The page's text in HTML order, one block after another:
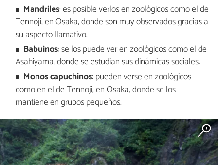
Mandriles: es posible verlos en zoológicos como el de
Tennoji, en Osaka, donde son muy observados gracias a
su aspecto llamativo.
Babuinos: se los puede ver en zoológicos como el de
Asahiyama, donde se estudian sus dinámicas sociales.
Monos capuchinos: pueden verse en zoológicos
como en el de Tennoji, en Osaka, donde se los
mantiene en grupos pequeños.